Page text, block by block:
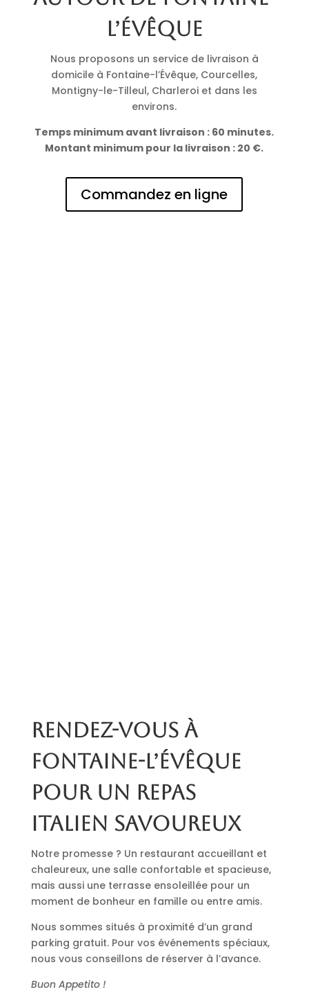
l’Évêque
Nous proposons un service de livraison à
domicile à Fontaine-l’Évêque, Courcelles,
Montigny-le-Tilleul, Charleroi et dans les
environs.
Temps minimum avant livraison : 60 minutes.
Montant minimum pour la livraison : 20 €.
Commandez en ligne
Rendez-vous à
Fontaine-l’Évêque
pour un repas
italien savoureux
Notre promesse ? Un restaurant accueillant et
chaleureux, une salle confortable et spacieuse,
mais aussi une terrasse ensoleillée pour un
moment de bonheur en famille ou entre amis.
Nous sommes situés à proximité d’un grand
parking gratuit. Pour vos événements spéciaux,
nous vous conseillons de réserver à l’avance.
Buon Appetito !